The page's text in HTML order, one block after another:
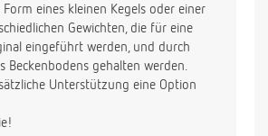
Form eines kleinen Kegels oder einer
Gewichten, die für eine
eingeführt werden, und durch
Beckenbodens gehalten werden.
Unterstützung eine Option